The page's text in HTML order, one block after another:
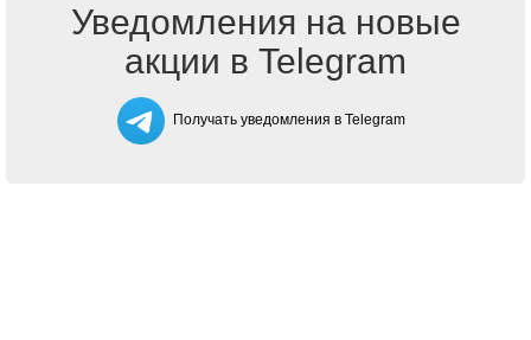
Уведомления на новые
акции в Telegram
Получать уведомления в Telegram